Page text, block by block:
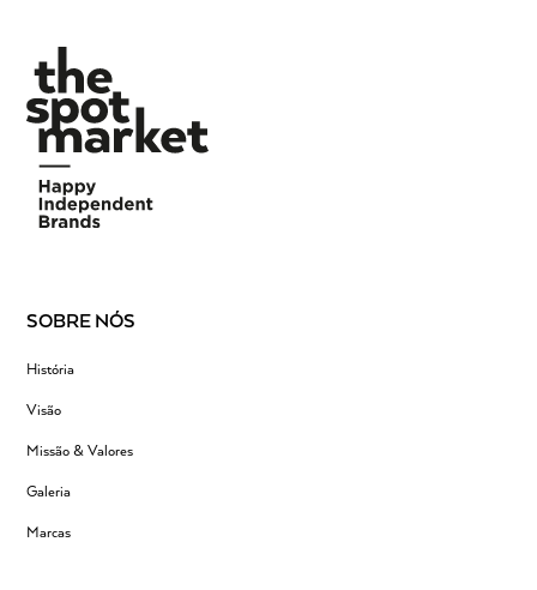
SOBRE NÓS
História
Visão
Missão & Valores
Galeria
Marcas